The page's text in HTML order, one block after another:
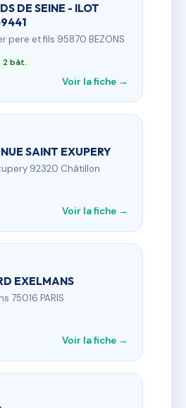
DE SEINE - ILOT
pere et fils 95870 BEZONS
bât.
Voir la fiche →
SAINT EXUPERY
92320 Châtillon
Voir la fiche →
EXELMANS
75016 PARIS
Voir la fiche →